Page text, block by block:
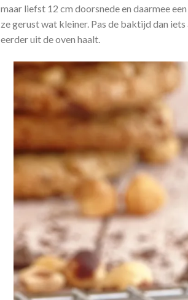
maar liefst 12 cm doorsnede en daarmee
ze gerust wat kleiner. Pas de baktijd dan
eerder uit de oven haalt.